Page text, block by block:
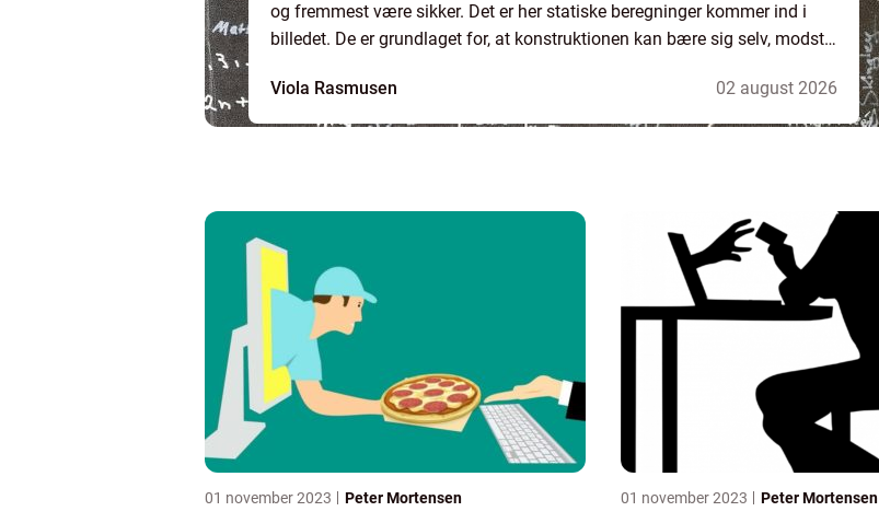
og fremmest være sikker. Det er her statiske beregninger kommer ind i
billedet. De er grundlaget for, at konstruktionen kan bære sig selv, modstå
Viola Rasmusen
02 august 2026
01 november 2023 Peter Mortensen 01 november 2023 Peter Mortensen